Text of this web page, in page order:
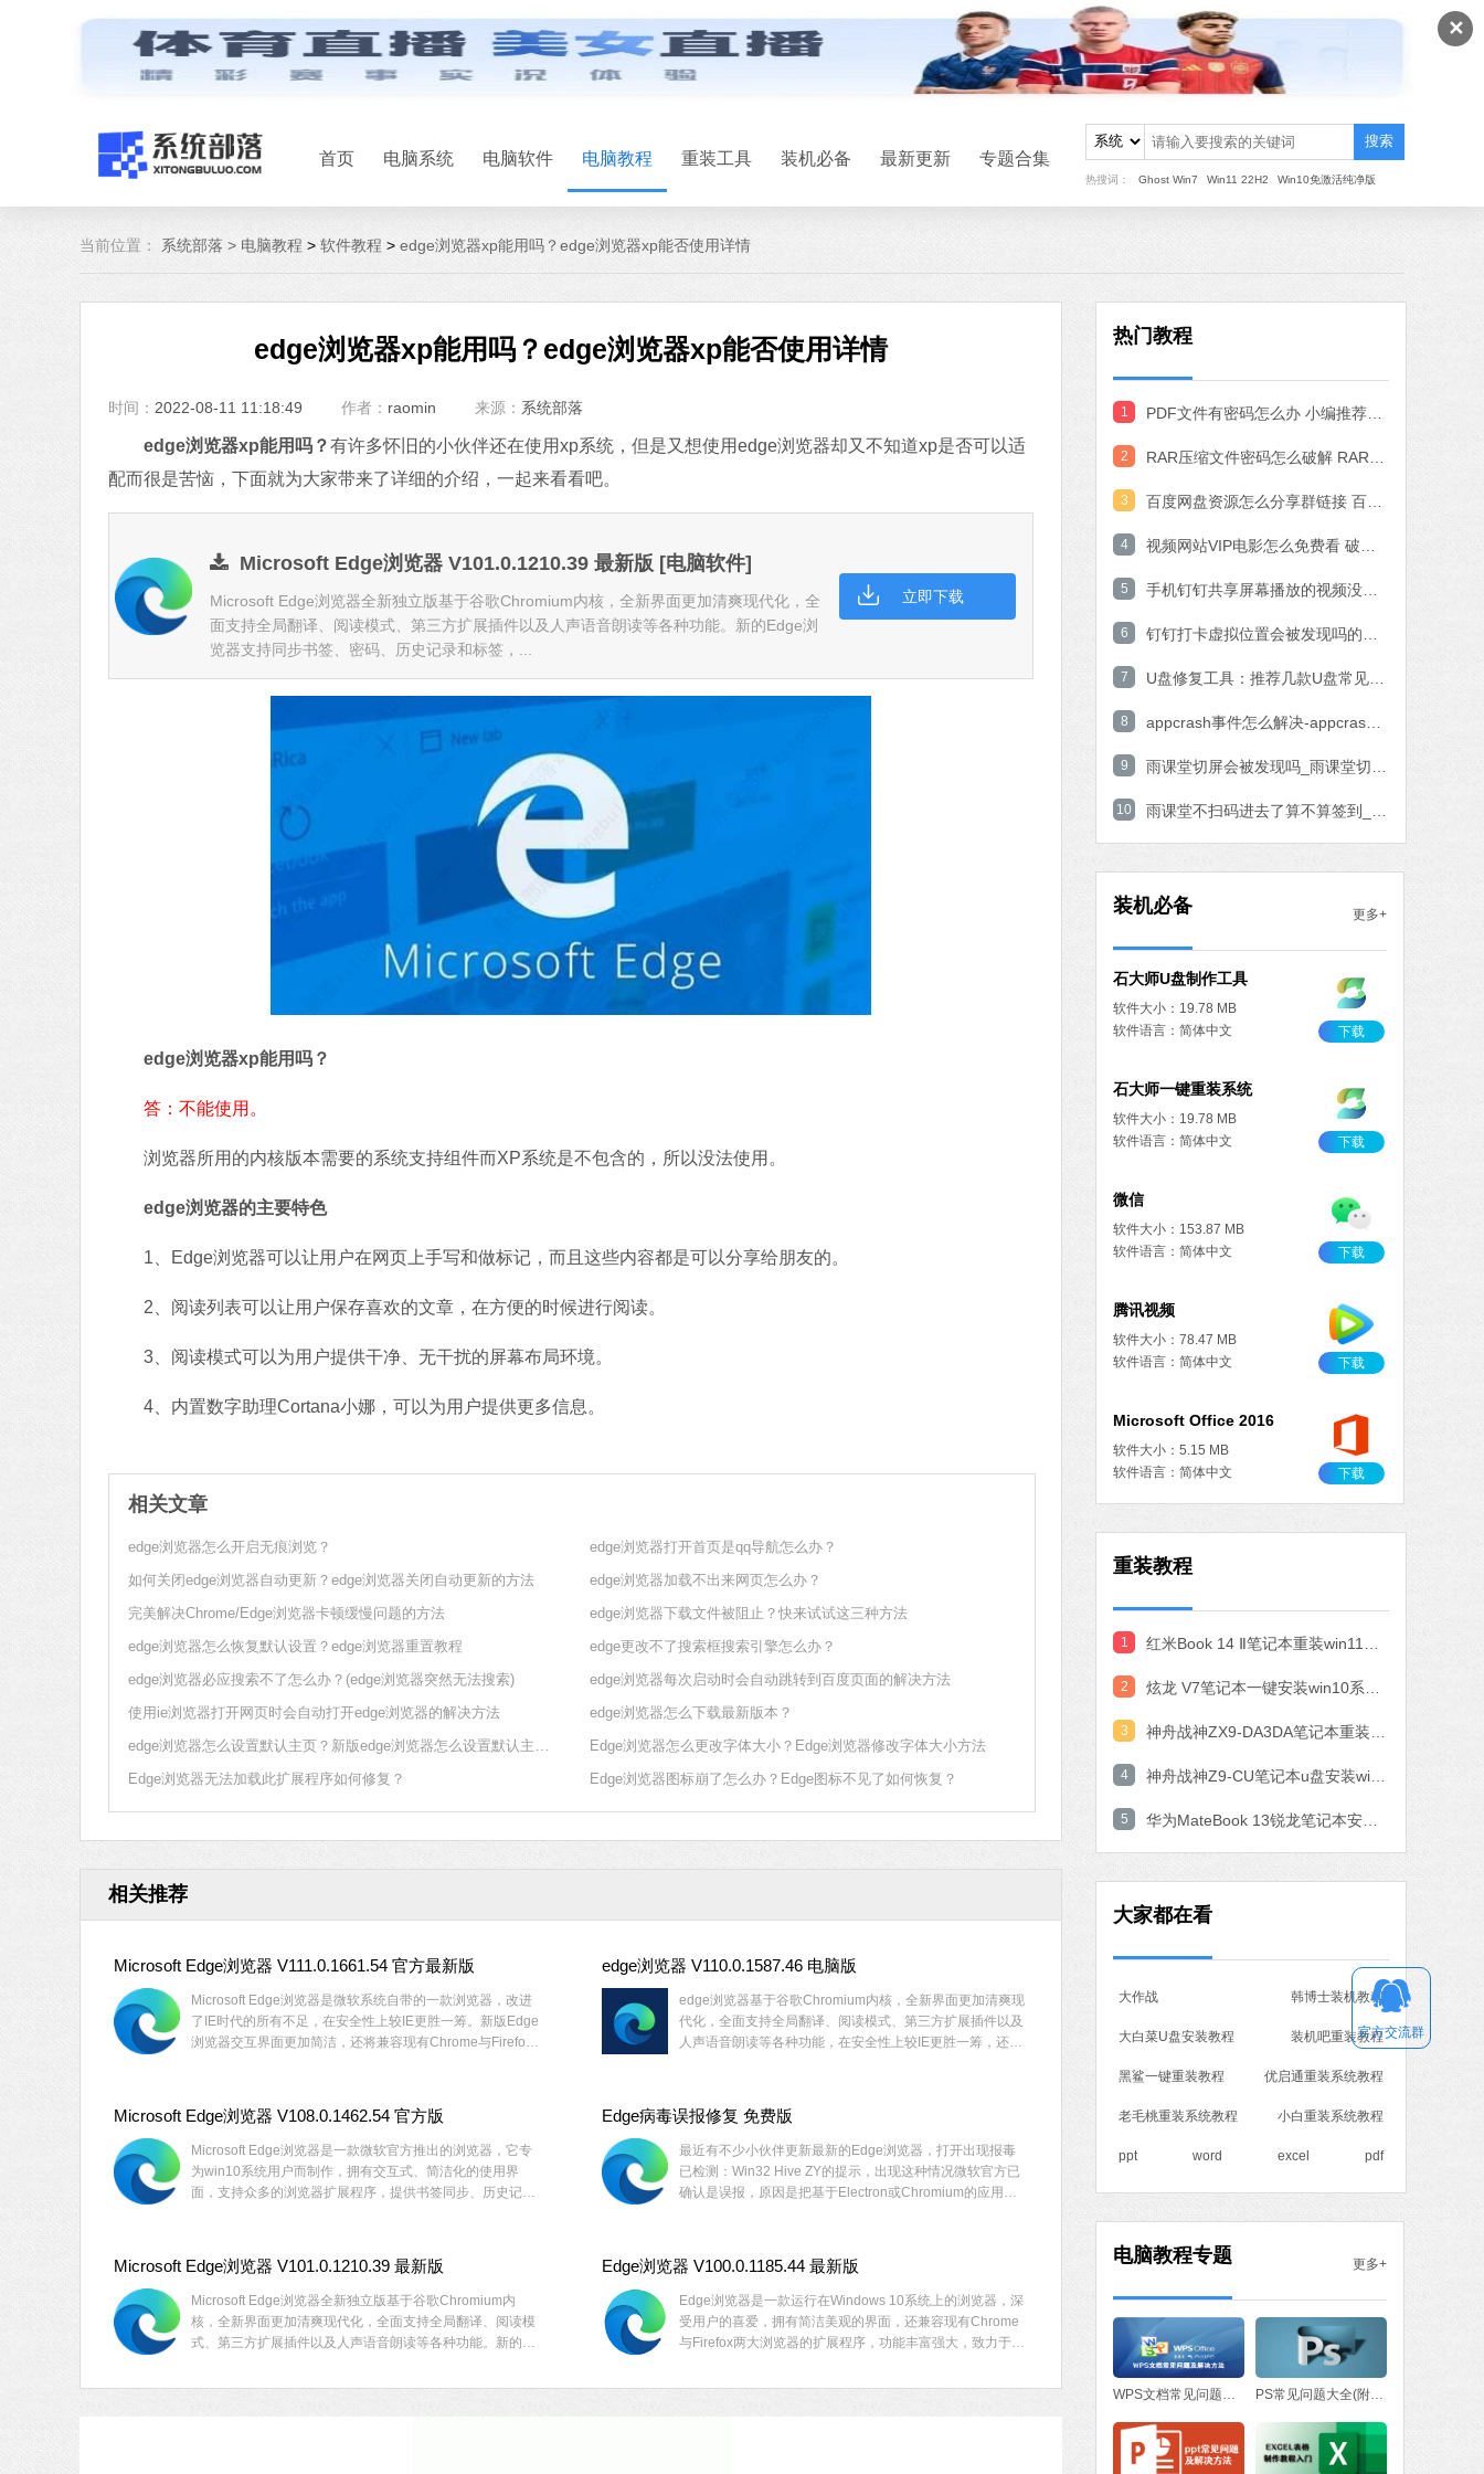
✕
首页 电脑系统 电脑软件 电脑教程 重装工具 装机必备 最新更新 专题合集
搜索
热搜词： Ghost Win7 Win11 22H2 Win10免激活纯净版
当前位置： 系统部落 > 电脑教程 > 软件教程 > edge浏览器xp能用吗？edge浏览器xp能否使用详情
edge浏览器xp能用吗？edge浏览器xp能否使用详情
时间： 2022-08-11 11:18:49 作者： raomin 来源： 系统部落
edge浏览器xp能用吗？有许多怀旧的小伙伴还在使用xp系统，但是又想使用edge浏览器却又不知道xp是否可以适
配而很是苦恼，下面就为大家带来了详细的介绍，一起来看看吧。
Microsoft Edge浏览器 V101.0.1210.39 最新版 [电脑软件]
Microsoft Edge浏览器全新独立版基于谷歌Chromium内核，全新界面更加清爽现代化，全
面支持全局翻译、阅读模式、第三方扩展插件以及人声语音朗读等各种功能。新的Edge浏
览器支持同步书签、密码、历史记录和标签，...
立即下载
edge浏览器xp能用吗？
答：不能使用。
浏览器所用的内核版本需要的系统支持组件而XP系统是不包含的，所以没法使用。
edge浏览器的主要特色
1、Edge浏览器可以让用户在网页上手写和做标记，而且这些内容都是可以分享给朋友的。
2、阅读列表可以让用户保存喜欢的文章，在方便的时候进行阅读。
3、阅读模式可以为用户提供干净、无干扰的屏幕布局环境。
4、内置数字助理Cortana小娜，可以为用户提供更多信息。
相关文章
edge浏览器怎么开启无痕浏览？
edge浏览器打开首页是qq导航怎么办？
如何关闭edge浏览器自动更新？edge浏览器关闭自动更新的方法
edge浏览器加载不出来网页怎么办？
完美解决Chrome/Edge浏览器卡顿缓慢问题的方法
edge浏览器下载文件被阻止？快来试试这三种方法
edge浏览器怎么恢复默认设置？edge浏览器重置教程
edge更改不了搜索框搜索引擎怎么办？
edge浏览器必应搜索不了怎么办？(edge浏览器突然无法搜索)
edge浏览器每次启动时会自动跳转到百度页面的解决方法
使用ie浏览器打开网页时会自动打开edge浏览器的解决方法
edge浏览器怎么下载最新版本？
Edge浏览器怎么更改字体大小？Edge浏览器修改字体大小方法
Edge浏览器无法加载此扩展程序如何修复？
Edge浏览器图标崩了怎么办？Edge图标不见了如何恢复？
相关推荐
Microsoft Edge浏览器 V111.0.1661.54 官方最新版
Microsoft Edge浏览器是微软系统自带的一款浏览器，改进
了IE时代的所有不足，在安全性上较IE更胜一筹。新版Edge
浏览器交互界面更加简洁，还将兼容现有Chrome与Firefox
edge浏览器 V110.0.1587.46 电脑版
edge浏览器基于谷歌Chromium内核，全新界面更加清爽现
代化，全面支持全局翻译、阅读模式、第三方扩展插件以及
人声语音朗读等各种功能，在安全性上较IE更胜一筹，还将
Microsoft Edge浏览器 V108.0.1462.54 官方版
Microsoft Edge浏览器是一款微软官方推出的浏览器，它专
为win10系统用户而制作，拥有交互式、简洁化的使用界
面，支持众多的浏览器扩展程序，提供书签同步、历史记
Edge病毒误报修复 免费版
最近有不少小伙伴更新最新的Edge浏览器，打开出现报毒
已检测：Win32 Hive ZY的提示，出现这种情况微软官方已
确认是误报，原因是把基于Electron或Chromium的应用程
Microsoft Edge浏览器 V101.0.1210.39 最新版
Microsoft Edge浏览器全新独立版基于谷歌Chromium内
核，全新界面更加清爽现代化，全面支持全局翻译、阅读模
式、第三方扩展插件以及人声语音朗读等各种功能。新的
Edge浏览器 V100.0.1185.44 最新版
Edge浏览器是一款运行在Windows 10系统上的浏览器，深
受用户的喜爱，拥有简洁美观的界面，还兼容现有Chrome
与Firefox两大浏览器的扩展程序，功能丰富强大，致力于给
热门教程
1
2
3
4
5
6
7
8
9
10
装机必备 更多+
系统之家一键重装
软件大小：17.1 MB
火绒安全软件
软件语言：简体中文
下载
微信
软件大小：167.78 MB
搜狗输入法
软件语言：简体中文
下载
Office 2021
软件大小：5.15 MB
软件语言：简体中文
下载
石大师U盘制作工具
软件大小：19.78 MB
软件语言：简体中文
下载
石大师一键重装系统
软件大小：19.78 MB
软件语言：简体中文
下载
微信
软件大小：153.87 MB
软件语言：简体中文
下载
腾讯视频
软件大小：78.47 MB
软件语言：简体中文
下载
Microsoft Office 2016
软件大小：5.15 MB
软件语言：简体中文
下载
火绒安全软件
软件语言：简体中文
微信
软件大小：167.78 MB
软件大小：5.15 MB
软件语言：简体中文
石大师一键重装系统
软件大小：19.78 MB
微信
软件大小：153.87 MB
下载
软件大小：78.47 MB
软件语言：简体中文
重装教程
1
2
3
4
5
大家都在看
大作战 韩博士装机教程
大白菜U盘安装教程 装机吧重装教程
黑鲨一键重装教程 优启通重装系统教程
老毛桃重装系统教程 小白重装系统教程
ppt word excel pdf
电脑教程专题 更多+
WPS文档常见问题与解决方法 PS常见问题大全(附处理方法)
官方交流群